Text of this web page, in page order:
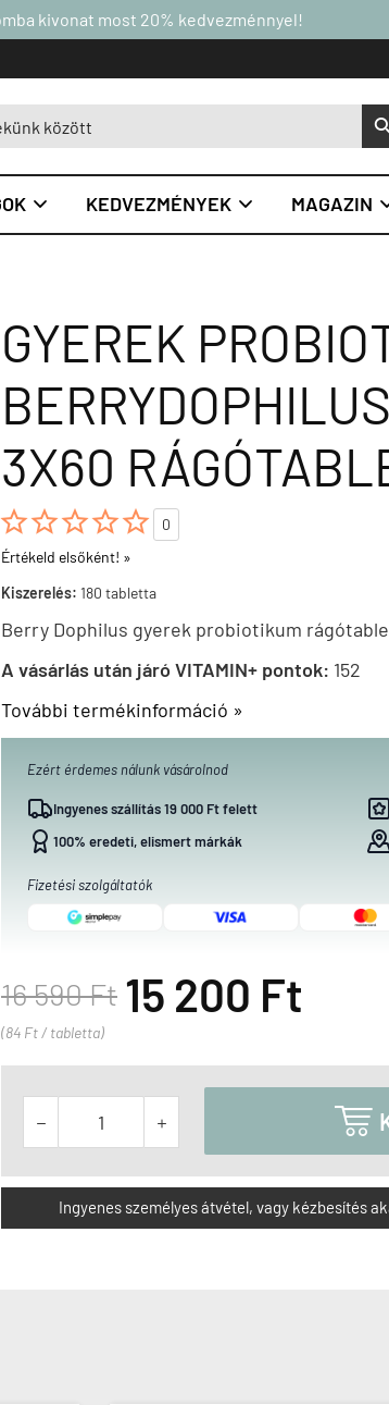
kivonat most 20% kedvezménnyel!
 KEDVEZMÉNYEK  MAGAZIN
GYEREK
3X60

0
Értékeld elsőként! »
Kiszerelés: 180 tabletta
Berry Dophilus gyerek probiotikum
A vásárlás után járó VITAMIN+ pontok: 152
További termékinformáció »
Ezért érdemes nálunk vásárolnod
Ingyenes szállítás 19 000 Ft felett
100% eredeti, elismert márkák
Fizetési szolgáltatók
16 590 Ft 15 200 Ft
(84 Ft / tabletta)
  
Ingyenes személyes átvétel, vagy kézbesítés